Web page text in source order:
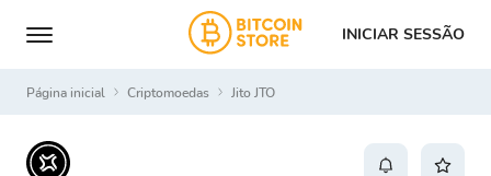
INICIAR SESSÃO
Página inicial Criptomoedas Jito JTO